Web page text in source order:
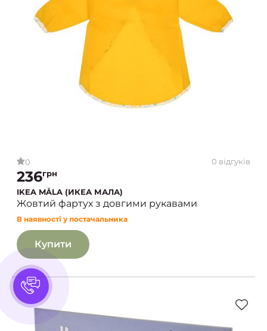
0 0 відгуків
236грн
IKEA MÅLA (ИКЕА МАЛА)
Жовтий фартух з довгими рукавами
В наявності у постачальника
Купити